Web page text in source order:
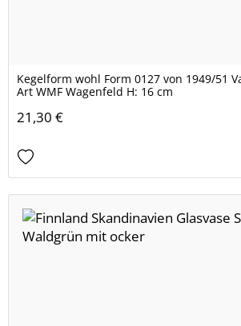
Kegelform wohl Form 0127 von 1949/51
Art WMF Wagenfeld H: 16 cm
21,30 €